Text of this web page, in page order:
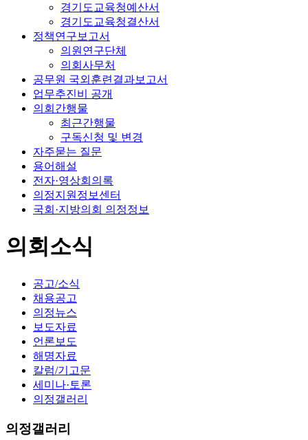
경기도교육청예산서
경기도교육청결산서
정책연구보고서
의원연구단체
의회사무처
공무원 국외훈련결과보고서
업무추진비 공개
의회간행물
최근간행물
구독신청 및 변경
자주묻는 질문
용어해설
전자·영상회의록
의정지원정보센터
국회·지방의회 의정정보
의회소식
공고/소식
채용공고
의정뉴스
보도자료
언론보도
해명자료
칼럼/기고문
세미나·토론
의정갤러리
의정갤러리